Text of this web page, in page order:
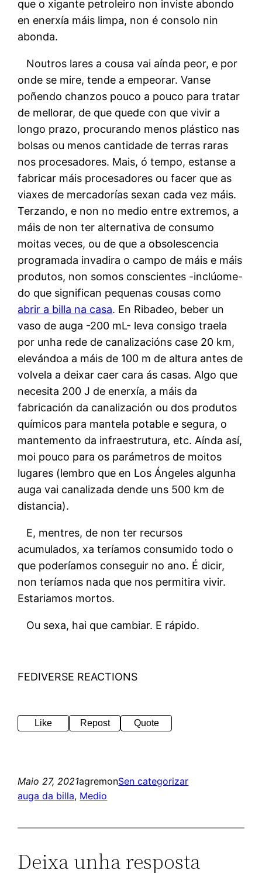
que o xigante petroleiro non inviste abondo
en enerxía máis limpa, non é consolo nin
abonda.
Noutros lares a cousa vai aínda peor, e por
onde se mire, tende a empeorar. Vanse
poñendo chanzos pouco a pouco para tratar
de mellorar, de que quede con que vivir a
longo prazo, procurando menos plástico nas
bolsas ou menos cantidade de terras raras
nos procesadores. Mais, ó tempo, estanse a
fabricar máis procesadores ou facer que as
viaxes de mercadorías sexan cada vez máis.
Terzando, e non no medio entre extremos, a
máis de non ter alternativa de consumo
moitas veces, ou de que a obsolescencia
programada invadira o campo de máis e máis
produtos, non somos conscientes -inclúome-
do que significan pequenas cousas como
abrir a billa na casa. En Ribadeo, beber un
vaso de auga -200 mL- leva consigo traela
por unha rede de canalizacións case 20 km,
elevándoa a máis de 100 m de altura antes de
volvela a deixar caer cara ás casas. Algo que
necesita 200 J de enerxía, a máis da
fabricación da canalización ou dos produtos
químicos para mantela potable e segura, o
mantemento da infraestrutura, etc. Aínda así,
moi pouco para os parámetros de moitos
lugares (lembro que en Los Ángeles algunha
auga vai canalizada dende uns 500 km de
distancia).
E, mentres, de non ter recursos
acumulados, xa teríamos consumido todo o
que poderíamos conseguir no ano. É dicir,
non teríamos nada que nos permitira vivir.
Estariamos mortos.
Ou sexa, hai que cambiar. E rápido.
FEDIVERSE REACTIONS
Like Repost Quote
Maio 27, 2021agremonSen categorizar
auga da billa, Medio
Deixa unha resposta